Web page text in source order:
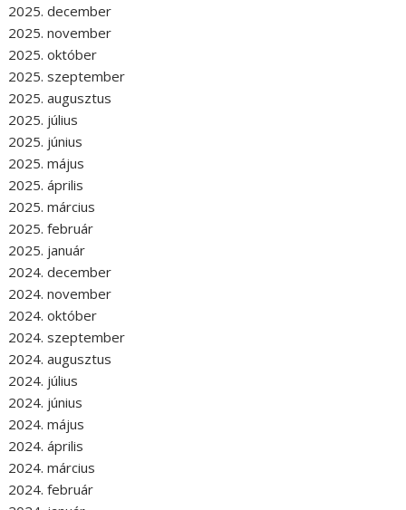
2025. december
2025. november
2025. október
2025. szeptember
2025. augusztus
2025. július
2025. június
2025. május
2025. április
2025. március
2025. február
2025. január
2024. december
2024. november
2024. október
2024. szeptember
2024. augusztus
2024. július
2024. június
2024. május
2024. április
2024. március
2024. február